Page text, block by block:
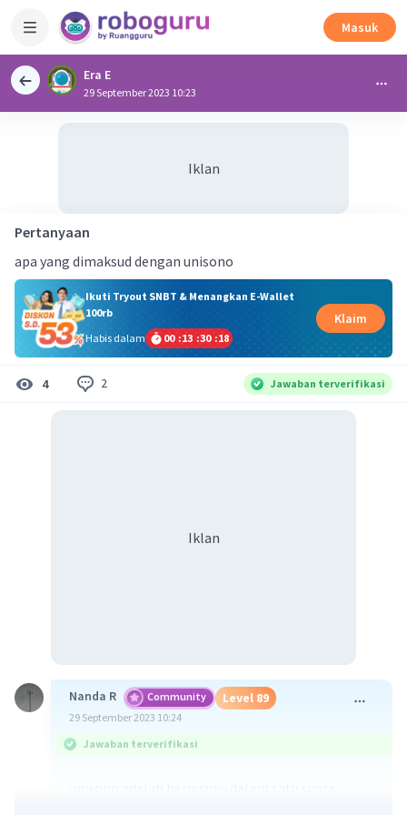
Masuk
Era E
29 September 2023 10:23
Iklan
Pertanyaan
apa yang dimaksud dengan unisono
Ikuti Tryout SNBT & Menangkan E-Wallet
100rb
Habis dalam
00 :13 :30 :18
Klaim
4 2 Jawaban terverifikasi
Iklan
Nanda R Community Level 89
29 September 2023 10:24
Jawaban terverifikasi